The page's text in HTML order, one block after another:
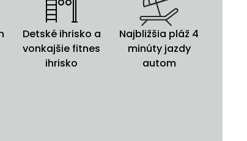
Detské ihrisko a
vonkajšie fitnes
ihrisko
Najbližšia pláž 4
minúty jazdy
autom